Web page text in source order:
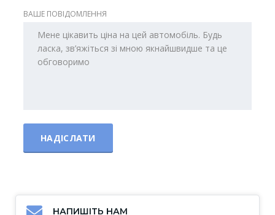
ВАШЕ ПОВІДОМЛЕННЯ
НАПИШІТЬ НАМ